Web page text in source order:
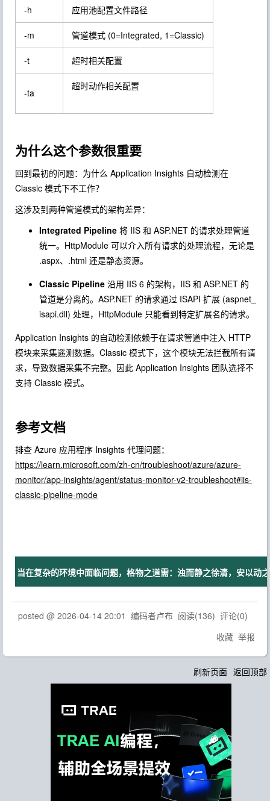
-h 应用池配置文件路径
-m 管道模式 (0=Integrated, 1=Classic)
-t 超时相关配置
-ta
超时动作相关配置
为什么这个参数很重要
回到最初的问题：为什么 Application Insights 自动检测在
Classic 模式下不工作？
这涉及到两种管道模式的架构差异：
Integrated Pipeline 将 IIS 和 ASP.NET 的请求处理管道
统一。HttpModule 可以介入所有请求的处理流程，无论是
.aspx、.html 还是静态资源。
Classic Pipeline 沿用 IIS 6 的架构，IIS 和 ASP.NET 的
管道是分离的。ASP.NET 的请求通过 ISAPI 扩展 (aspnet_
isapi.dll) 处理，HttpModule 只能看到特定扩展名的请求。
Application Insights 的自动检测依赖于在请求管道中注入 HTTP
模块来采集遥测数据。Classic 模式下，这个模块无法拦截所有请
求，导致数据采集不完整。因此 Application Insights 团队选择不
支持 Classic 模式。
参考文档
排查 Azure 应用程序 Insights 代理问题：
https://learn.microsoft.com/zh-cn/troubleshoot/azure/azure-
monitor/app-insights/agent/status-monitor-v2-troubleshoot#iis-
classic-pipeline-mode
当在复杂的环境中面临问题，格物之道需：浊而静之徐清，安以动
posted @ 2026-04-14 20:01 编码者卢布 阅读(136) 评论(0)
收藏 举报
刷新页面 返回顶部